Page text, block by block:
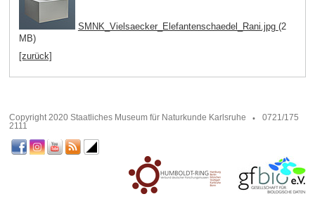
SMNK_Vielsaecker_Elefantenschaedel_Rani.jpg (2
MB)
[zurück]
Copyright 2020 Staatliches Museum für Naturkunde Karlsruhe
0721/175
2111